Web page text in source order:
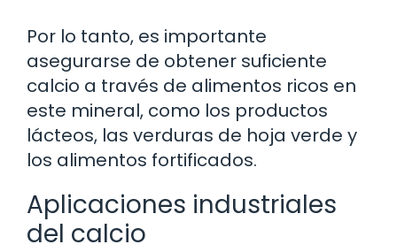
Por lo tanto, es importante
asegurarse de obtener suficiente
calcio a través de alimentos ricos en
este mineral, como los productos
lácteos, las verduras de hoja verde y
los alimentos fortificados.
Aplicaciones industriales
del calcio